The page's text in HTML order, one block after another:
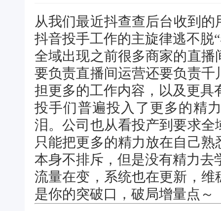
从我们最近抖查查后台收到
抖音投手工作的主旋律逃不脱
全域出现之前很多商家的直
要负责直播间运营还要负责千
担更多的工作内容，以及更具
投手们普遍投入了更多的精
泪。公司也从看投产到要求
只能把更多的精力放在自己
本身不排斥，但是没有精力去
流量在变，系统也在更新，
是你的突破口，破局增量点～